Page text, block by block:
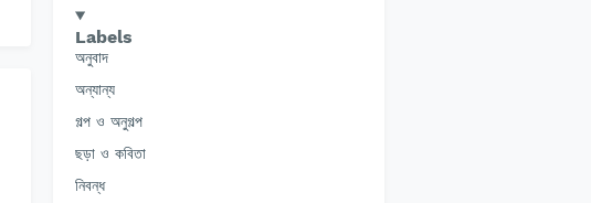
Labels
অনুবাদ
অন্যান্য
গল্প ও অনুগল্প
ছড়া ও কবিতা
নিবন্ধ